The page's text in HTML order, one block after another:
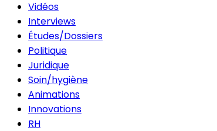
Vidéos
Interviews
Études/Dossiers
Politique
Juridique
Soin/hygiène
Animations
Innovations
RH